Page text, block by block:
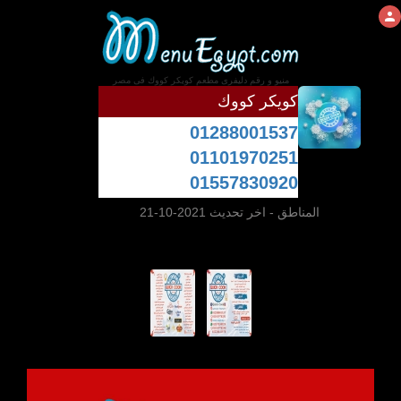
منيو و رقم دليفرى مطعم كويكر كووك فى مصر
كويكر كووك
01288001537
01101970251
01557830920
المناطق - اخر تحديث 2021-10-21